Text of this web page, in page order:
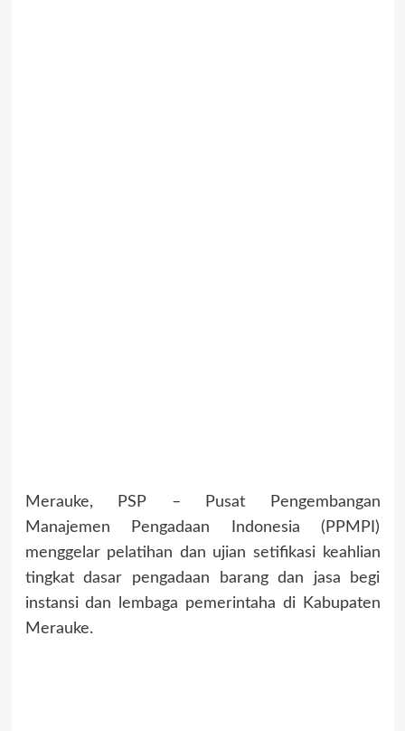
Merauke, PSP – Pusat Pengembangan
Manajemen Pengadaan Indonesia (PPMPI)
menggelar pelatihan dan ujian setifikasi keahlian
tingkat dasar pengadaan barang dan jasa begi
instansi dan lembaga pemerintaha di Kabupaten
Merauke.